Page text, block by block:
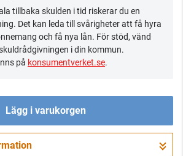
tillbaka skulden i tid riskerar du en
Det kan leda till svårigheter att få hyra
och få nya lån. För stöd, vänd
i din kommun.
på konsumentverket.se.
Lägg i varukorgen
Gå till kassan